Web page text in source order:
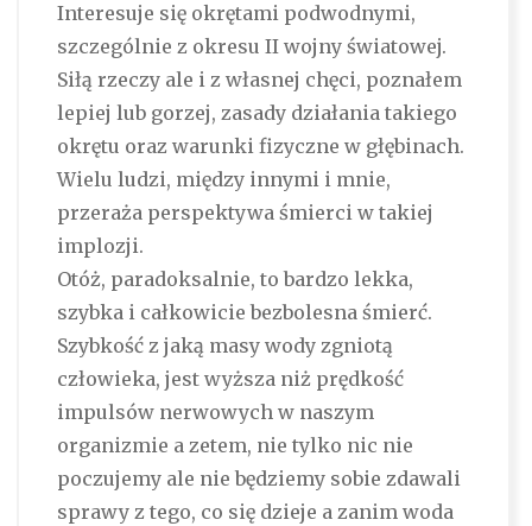
Interesuje się okrętami podwodnymi,
szczególnie z okresu II wojny światowej.
Siłą rzeczy ale i z własnej chęci, poznałem
lepiej lub gorzej, zasady działania takiego
okrętu oraz warunki fizyczne w głębinach.
Wielu ludzi, między innymi i mnie,
przeraża perspektywa śmierci w takiej
implozji.
Otóż, paradoksalnie, to bardzo lekka,
szybka i całkowicie bezbolesna śmierć.
Szybkość z jaką masy wody zgniotą
człowieka, jest wyższa niż prędkość
impulsów nerwowych w naszym
organizmie a zetem, nie tylko nic nie
poczujemy ale nie będziemy sobie zdawali
sprawy z tego, co się dzieje a zanim woda